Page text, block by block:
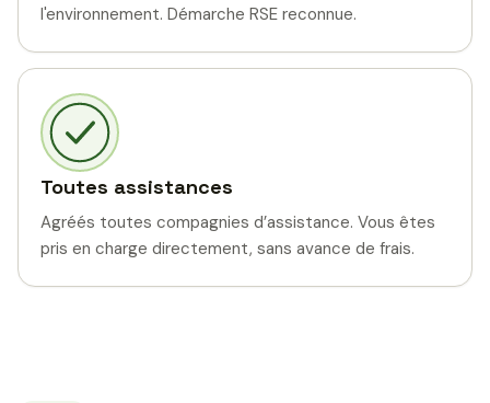
l'environnement. Démarche RSE reconnue.
Toutes assistances
Agréés toutes compagnies d’assistance. Vous êtes
pris en charge directement, sans avance de frais.